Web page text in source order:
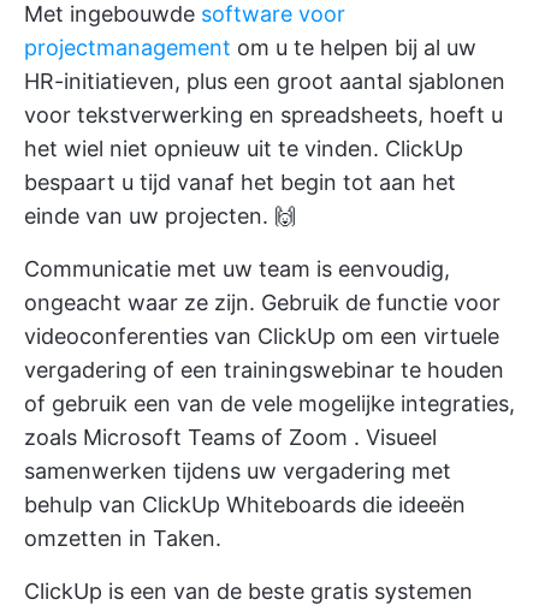
Met ingebouwde software voor
projectmanagement om u te helpen bij al uw
HR-initiatieven, plus een groot aantal sjablonen
voor tekstverwerking en spreadsheets, hoeft u
het wiel niet opnieuw uit te vinden. ClickUp
bespaart u tijd vanaf het begin tot aan het
einde van uw projecten. 🙌
Communicatie met uw team is eenvoudig,
ongeacht waar ze zijn. Gebruik de functie voor
videoconferenties van ClickUp om een virtuele
vergadering of een trainingswebinar te houden
of gebruik een van de vele mogelijke integraties,
zoals Microsoft Teams of Zoom . Visueel
samenwerken tijdens uw vergadering met
behulp van ClickUp Whiteboards die ideeën
omzetten in Taken.
ClickUp is een van de beste gratis systemen